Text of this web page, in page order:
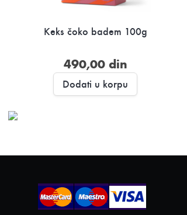
Keks čoko badem 100g
490,00 din
Dodati u korpu